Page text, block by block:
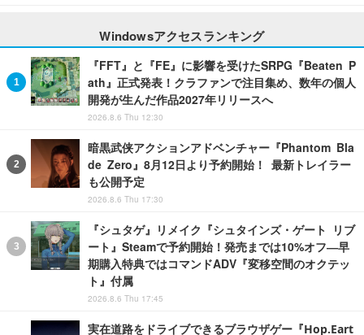
Windowsアクセスランキング
『FFT』と『FE』に影響を受けたSRPG『Beaten P
ath』正式発表！クラファンで注目集め、数年の個人
開発が生んだ作品2027年リリースへ
2026.8.6 Thu 12:30
暗黒武侠アクションアドベンチャー『Phantom Bla
de Zero』8月12日より予約開始！ 最新トレイラー
も公開予定
2026.8.6 Thu 17:30
『シュタゲ』リメイク『シュタインズ・ゲート リブ
ート』Steamで予約開始！発売までは10%オフ―早
期購入特典ではコマンドADV『変移空間のオクテッ
ト』付属
2026.8.6 Thu 17:45
実在道路をドライブできるブラウザゲー『Hop.Eart